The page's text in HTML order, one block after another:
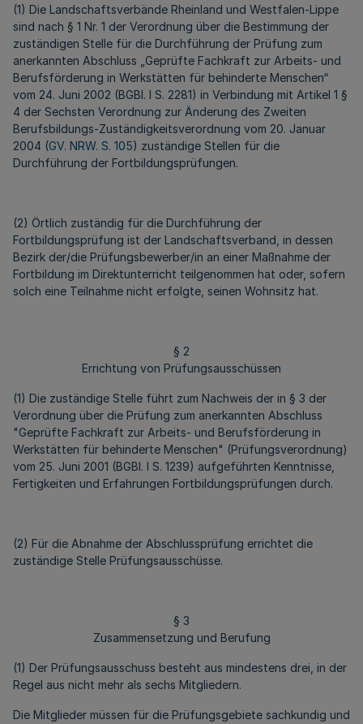
(1) Die Landschaftsverbände Rheinland und Westfalen-Lippe
sind nach § 1 Nr. 1 der Verordnung über die Bestimmung der
zuständigen Stelle für die Durchführung der Prüfung zum
anerkannten Abschluss „Geprüfte Fachkraft zur Arbeits- und
Berufsförderung in Werkstätten für behinderte Menschen“
vom 24. Juni 2002 (BGBl. I S. 2281) in Verbindung mit Artikel 1 §
4 der Sechsten Verordnung zur Änderung des Zweiten
Berufsbildungs-Zuständigkeitsverordnung vom 20. Januar
2004 (GV. NRW. S. 105) zuständige Stellen für die
Durchführung der Fortbildungsprüfungen.
(2) Örtlich zuständig für die Durchführung der
Fortbildungsprüfung ist der Landschaftsverband, in dessen
Bezirk der/die Prüfungsbewerber/in an einer Maßnahme der
Fortbildung im Direktunterricht teilgenommen hat oder, sofern
solch eine Teilnahme nicht erfolgte, seinen Wohnsitz hat.
§ 2
Errichtung von Prüfungsausschüssen
(1) Die zuständige Stelle führt zum Nachweis der in § 3 der
Verordnung über die Prüfung zum anerkannten Abschluss
"Geprüfte Fachkraft zur Arbeits- und Berufsförderung in
Werkstätten für behinderte Menschen" (Prüfungsverordnung)
vom 25. Juni 2001 (BGBl. I S. 1239) aufgeführten Kenntnisse,
Fertigkeiten und Erfahrungen Fortbildungsprüfungen durch.
(2) Für die Abnahme der Abschlussprüfung errichtet die
zuständige Stelle Prüfungsausschüsse.
§ 3
Zusammensetzung und Berufung
(1) Der Prüfungsausschuss besteht aus mindestens drei, in der
Regel aus nicht mehr als sechs Mitgliedern.
Die Mitglieder müssen für die Prüfungsgebiete sachkundig und